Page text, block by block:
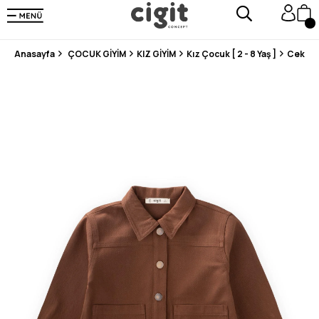
250.000'DEN FAZLA DEĞERLENDİRMEDE 5 ÜZERİNDEN 4.8 PUAN ALDI ⭐⭐⭐⭐⭐
3 MİLYONDAN FAZLA MUTLU MÜŞTERİ ❤️ 10 MİLYON ÜRÜN
Anasayfa ÇOCUK GİYİM KIZ GİYİM Kız Çocuk [ 2 - 8 Yaş ] Ceket